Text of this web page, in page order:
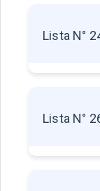
22.3 -
Lista N°
Lista N°